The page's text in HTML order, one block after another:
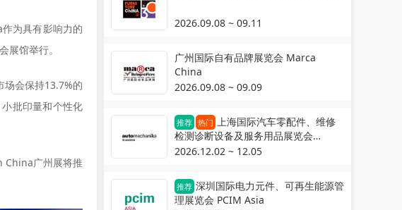
为具有影响力的
展馆举行。
场会保持13.7%的
批印量和个性化
China广州展将推
2026.09.08 ~ 09.11
广州国际自有品牌展览会 Marca
China
2026.09.08 ~ 09.09
推荐 热门 上海国际汽车零配件、维修
检测诊断设备及服务用品展览会
Automechanika Shanghai
2026.12.02 ~ 12.05
推荐 深圳国际电力元件、可再生能源管
理展览会 PCIM Asia